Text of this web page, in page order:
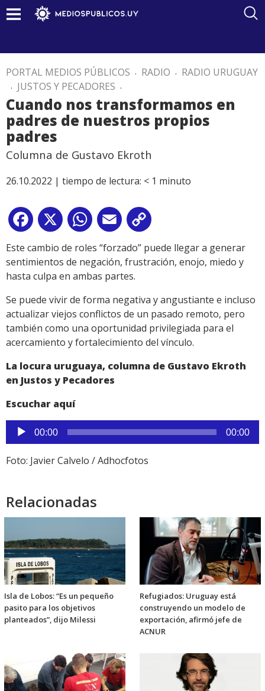
PORTAL MEDIOS PÚBLICOS . RADIO . RADIO URUGUAY
. JUSTOS Y PECADORES .
Cuando nos transformamos en
padres de nuestros propios
padres
Columna de Gustavo Ekroth
26.10.2022 | tiempo de lectura: < 1 minuto
Facebook
X WhatsApp
Email
Link
Este cambio de roles “forzado” puede llegar a generar
sentimientos de negación, frustración, enojo, miedo y
hasta culpa en ambas partes.
Se puede vivir de forma negativa y angustiante e incluso
actualizar viejos conflictos de un pasado remoto, pero
también como una oportunidad privilegiada para el
acercamiento y fortalecimiento del vínculo.
La locura uruguaya, columna de Gustavo Ekroth
en Justos y Pecadores
Escuchar aquí
Reproductor
de
audio
00:00 00:00
Foto: Javier Calvelo / Adhocfotos
Relacionadas
Isla de Lobos: “Es un pequeño
pasito para los objetivos
planteados”, dijo Milessi
Refugiados: Uruguay está
construyendo un modelo de
exportación, afirmó jefe de
ACNUR